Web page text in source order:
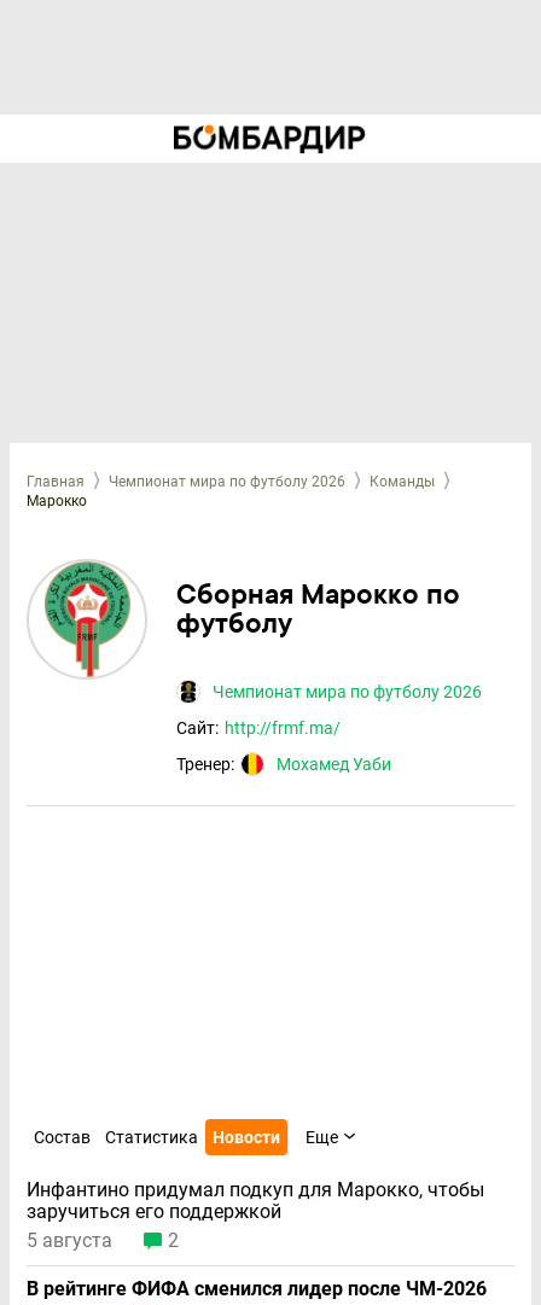
Главная Чемпионат мира по футболу 2026
Команды
Марокко
Сборная Марокко по
футболу
Чемпионат мира по футболу 2026
Сайт: http://frmf.ma/
Тренер:
Мохамед Уаби
Состав Статистика Новости Еще
Инфантино придумал подкуп для Марокко, чтобы
заручиться его поддержкой
5 августа
2
В рейтинге ФИФА сменился лидер после ЧМ-2026